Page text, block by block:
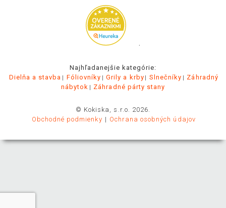
.
Najhľadanejšie kategórie:
Dielňa a stavba
Fóliovníky Grily a krby Slnečníky
Záhradný
nábytok
Záhradné párty stany
© Kokiska, s.r.o. 2026.
Obchodné podmienky
Ochrana osobných údajov